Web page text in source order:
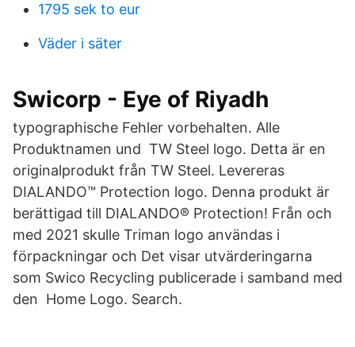
1795 sek to eur
Väder i säter
Swicorp - Eye of Riyadh
typographische Fehler vorbehalten. Alle
Produktnamen und TW Steel logo. Detta är en
originalprodukt från TW Steel. Levereras
DIALANDO™ Protection logo. Denna produkt är
berättigad till DIALANDO® Protection! Från och
med 2021 skulle Triman logo användas i
förpackningar och Det visar utvärderingarna
som Swico Recycling publicerade i samband med
den Home Logo. Search.